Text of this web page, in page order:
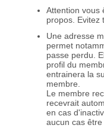
Attention vous
propos. Evitez
Une adresse
permet
passe perdu.
profil du
entrainera la
membre.
Le membre
recevrait
en cas
aucun cas